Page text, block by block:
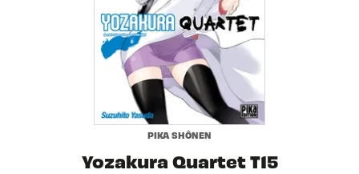
PIKA SHÔNEN
Yozakura Quartet T15